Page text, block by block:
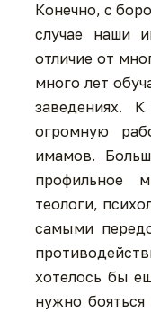
Конечно, с
случае наши
отличие от
много лет
заведениях.
огромную
имамов.
профильное
теологи,
самыми
хотелось бы
нужно